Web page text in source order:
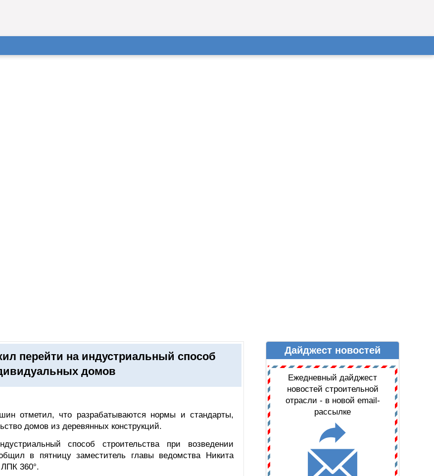
КЛЮЧЕВЫЕ ФИГУРЫ ДАЙДЖЕСТ НОВОСТЕЙ
перейти на индустриальный способ
домов
отметил, что разрабатываются нормы и стандарты,
домов из деревянных конструкций.
способ строительства при возведении
в пятницу заместитель главы ведомства Никита
360°.
Дайджест новостей
Ежедневный дайджест
новостей строительной
отрасли - в новой email-
рассылке